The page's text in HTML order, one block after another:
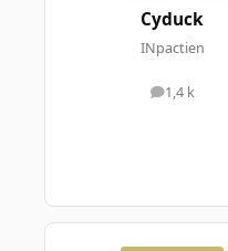
Cyduck
INpactien
1,4 k
messages